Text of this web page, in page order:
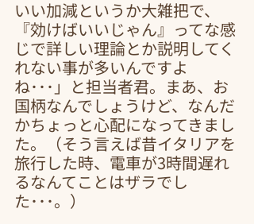
いい加減というか大雑把で、
『効けばいいじゃん』ってな感
じで詳しい理論とか説明してく
れない事が多いんですよ
ね･･･」と担当者君。まあ、お
国柄なんでしょうけど、なんだ
かちょっと心配になってきまし
た。（そう言えば昔イタリアを
旅行した時、電車が3時間遅れ
るなんてことはザラでし
た･･･。）